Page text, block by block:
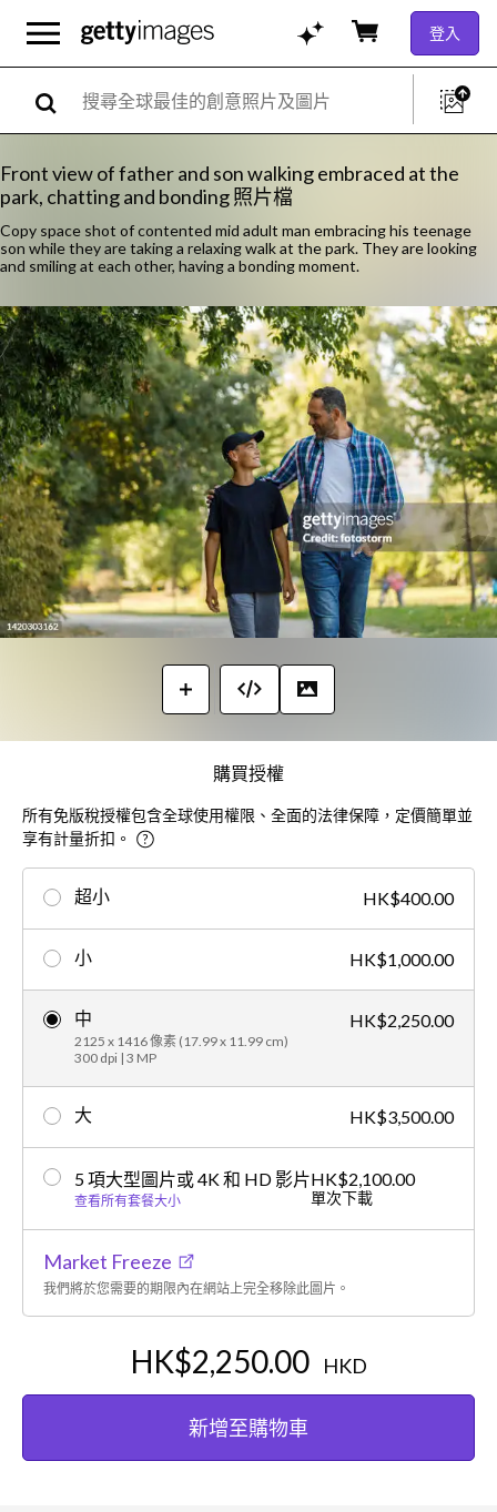
登入
Front view of father and son walking embraced at the
park, chatting and bonding 照片檔
Copy space shot of contented mid adult man embracing his teenage
son while they are taking a relaxing walk at the park. They are looking
and smiling at each other, having a bonding moment.
購買授權
所有免版稅授權包含全球使用權限、全面的法律保障，定價簡單並
享有計量折扣。
超小 HK$400.00
小 HK$1,000.00
中
2125 x 1416 像素 (17.99 x 11.99 cm)
300 dpi | 3 MP
HK$2,250.00
大 HK$3,500.00
5 項大型圖片或 4K 和 HD 影片
查看所有套餐大小
HK$2,100.00
單次下載
Market Freeze
我們將於您需要的期限內在網站上完全移除此圖片。
HK$2,250.00 HKD
新增至購物車